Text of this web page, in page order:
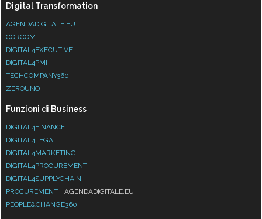
Digital Transformation
AGENDADIGITALE.EU
CORCOM
DIGITAL4EXECUTIVE
DIGITAL4PMI
TECHCOMPANY360
ZEROUNO
Funzioni di Business
DIGITAL4FINANCE
DIGITAL4LEGAL
DIGITAL4MARKETING
DIGITAL4PROCUREMENT
DIGITAL4SUPPLYCHAIN
PROCUREMENT
AGENDADIGITALE.EU
PEOPLE&CHANGE360